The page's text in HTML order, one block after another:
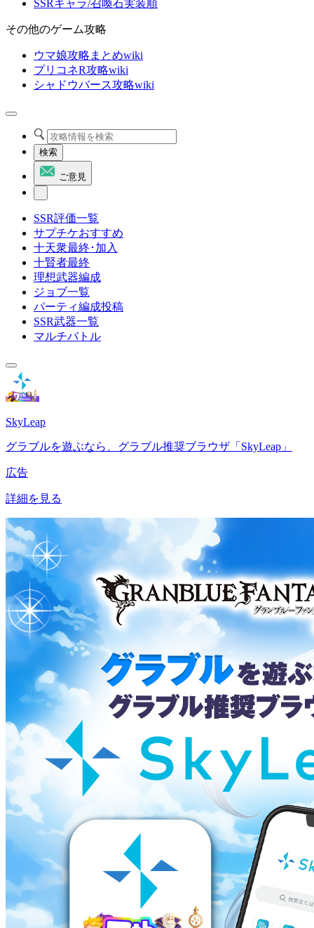
SSRキャラ/召喚石実装順
その他のゲーム攻略
ウマ娘攻略まとめwiki
プリコネR攻略wiki
シャドウバース攻略wiki
検索
ご意見
SSR評価一覧
サプチケおすすめ
十天衆最終･加入
十賢者最終
理想武器編成
ジョブ一覧
パーティ編成投稿
SSR武器一覧
マルチバトル
SkyLeap
グラブルを遊ぶなら、グラブル推奨ブラウザ「SkyLeap」
広告
詳細を見る